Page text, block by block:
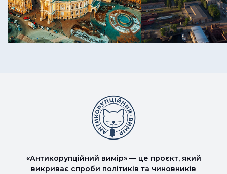
«Антикорупційний вимір» — це проєкт, який
викриває спроби політиків та чиновників